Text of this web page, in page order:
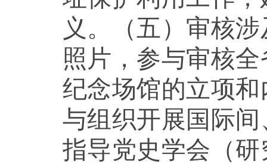
义。（五）审核
照片，参与审核
纪念场馆的立项
与组织开展国际
指导党史学会（